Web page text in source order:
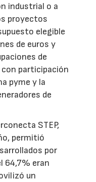
industrial o a
proyectos
elegible
de euros y
de
participación
pyme y la
de
STEP,
permitió
por
64,7% eran
un